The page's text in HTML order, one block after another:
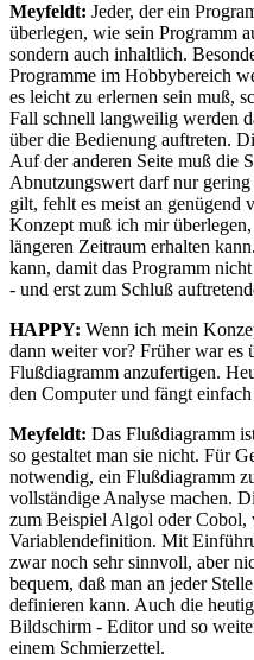
Meyfeldt: Jeder, der ein
überlegen, wie sein Programm
sondern auch inhaltlich.
Programme im Hobbybereich
es leicht zu erlernen sein muß,
Fall schnell langweilig werden
über die Bedienung auftreten.
Auf der anderen Seite muß die
Abnutzungswert darf nur
gilt, fehlt es meist an genügend
Konzept muß ich mir
längeren Zeitraum erhalten
kann, damit das Programm
- und erst zum Schluß
HAPPY: Wenn ich mein
dann weiter vor? Früher war es
Flußdiagramm anzufertigen.
den Computer und fängt einfach
Meyfeldt: Das Flußdiagramm
so gestaltet man sie nicht. Für
notwendig, ein Flußdiagramm
vollständige Analyse machen.
zum Beispiel Algol oder Cobol,
Variablendefinition. Mit
zwar noch sehr sinnvoll, aber
bequem, daß man an jeder
definieren kann. Auch die
Bildschirm - Editor und so
einem Schmierzettel.